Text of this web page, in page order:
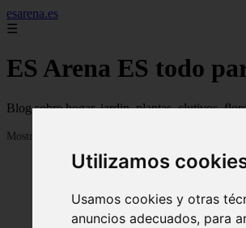
Utilizamos
Usamos cookies y otras
anuncios adecuados, para
esarena.es
☰
ES Arena ES todo
Blog sobre hogar, jardin, plantas, clutivos,
Mostrando 1 - 24 de 2121 artículos